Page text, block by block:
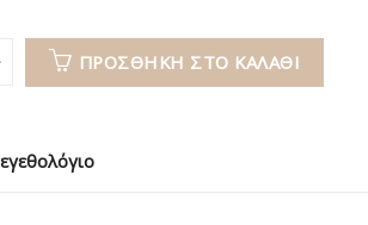
ΠΡΟΣΘΉΚΗ ΣΤΟ ΚΑΛΆΘΙ